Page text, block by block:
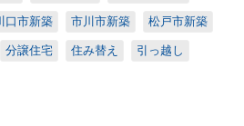
口市新築 市川市新築 松戸市新築
分譲住宅 住み替え 引っ越し